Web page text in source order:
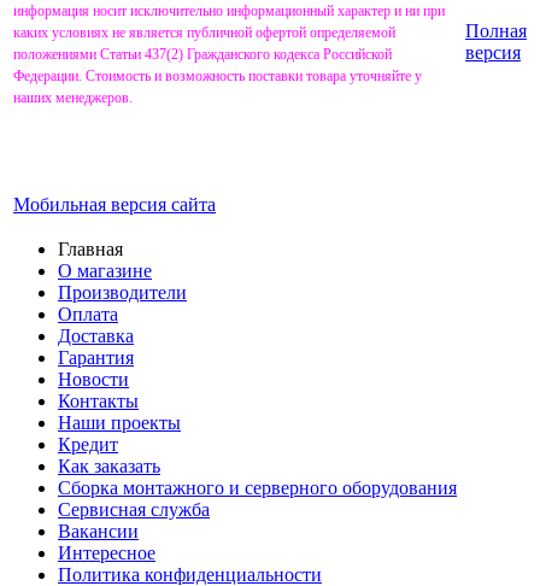
информация носит исключительно информационный характер и ни при
каких условиях не является публичной офертой определяемой
положениями Статьи 437(2) Гражданского кодекса Российской
Федерации. Стоимость и возможность поставки товара уточняйте у
наших менеджеров.
Мобильная версия сайта
Полная
версия
Главная
О магазине
Производители
Оплата
Доставка
Гарантия
Новости
Контакты
Наши проекты
Кредит
Как заказать
Сборка монтажного и серверного оборудования
Сервисная служба
Вакансии
Интересное
Политика конфиденциальности